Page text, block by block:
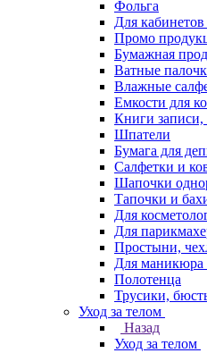
Фольга
Для кабинетов
Промо
Бумажная
Ватные
Влажные
Емкости для
Книги записи,
Шпатели
Бумага для
Салфетки и
Шапочки
Тапочки и
Для
Для
Простыни,
Для маникюра
Полотенца
Трусики,
Уход за телом
Назад
Уход за телом